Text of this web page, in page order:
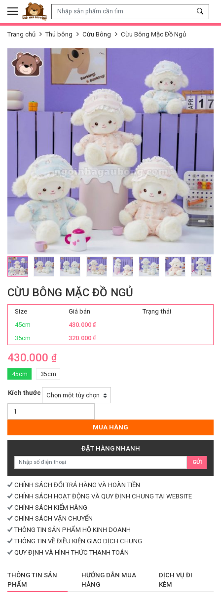
Skip to content
Trang chủ Thú bông Cừu Bông Cừu Bông Mặc Đồ Ngủ
CỪU BÔNG MẶC ĐỒ NGỦ
Size Giá bán
Trạng thái
45cm
430.000₫
35cm 320.000₫
430.000 ₫
45cm 35cm
Kích thước
Cừu
Đồ
lượng
MUA HÀNG
ĐẶT HÀNG NHANH
GỬI
CHÍNH SÁCH ĐỔI TRẢ HÀNG VÀ HOÀN TIỀN
CHÍNH SÁCH HOẠT ĐỘNG VÀ QUY ĐỊNH CHUNG TẠI WEBSITE
CHÍNH SÁCH KIỂM HÀNG
CHÍNH SÁCH VẬN CHUYỂN
THÔNG TIN SẢN PHẨM HỘ KINH DOANH
THÔNG TIN VỀ ĐIỀU KIỆN GIAO DỊCH CHUNG
QUY ĐỊNH VÀ HÌNH THỨC THANH TOÁN
THÔNG TIN SẢN
PHẨM
HƯỚNG DẪN MUA
HÀNG
DỊCH VỤ ĐI
KÈM